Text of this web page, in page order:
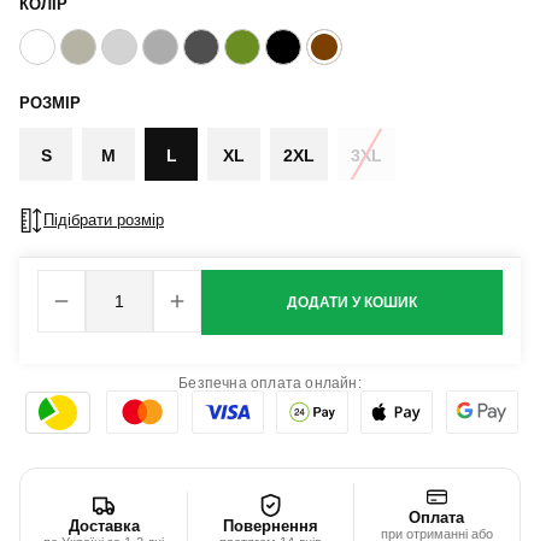
КОЛІР
РОЗМІР
S M L XL 2XL 3XL
Підібрати розмір
ДОДАТИ У КОШИК
Безпечна оплата онлайн:
Доставка Повернення Оплата
при отриманні або